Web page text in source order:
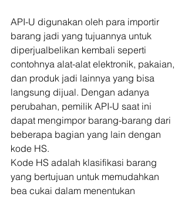
API-U digunakan oleh para importir
barang jadi yang tujuannya untuk
diperjualbelikan kembali seperti
contohnya alat-alat elektronik, pakaian,
dan produk jadi lainnya yang bisa
langsung dijual. Dengan adanya
perubahan, pemilik API-U saat ini
dapat mengimpor barang-barang dari
beberapa bagian yang lain dengan
kode HS.
Kode HS adalah klasifikasi barang
yang bertujuan untuk memudahkan
bea cukai dalam menentukan